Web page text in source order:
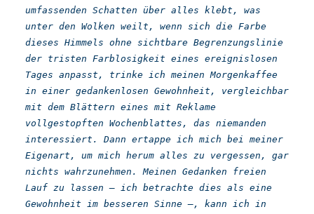
umfassenden Schatten über alles klebt, was
unter den Wolken weilt, wenn sich die Farbe
dieses Himmels ohne sichtbare Begrenzungslinie
der tristen Farblosigkeit eines ereignislosen
Tages anpasst, trinke ich meinen Morgenkaffee
in einer gedankenlosen Gewohnheit, vergleichbar
mit dem Blättern eines mit Reklame
vollgestopften Wochenblattes, das niemanden
interessiert. Dann ertappe ich mich bei meiner
Eigenart, um mich herum alles zu vergessen, gar
nichts wahrzunehmen. Meinen Gedanken freien
Lauf zu lassen – ich betrachte dies als eine
Gewohnheit im besseren Sinne –, kann ich in